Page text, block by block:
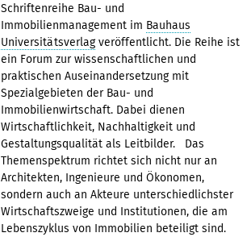
Schriftenreihe Bau- und
Immobilienmanagement im Bauhaus
Universitätsverlag veröffentlicht. Die Reihe ist
ein Forum zur wissenschaftlichen und
praktischen Auseinandersetzung mit
Spezialgebieten der Bau- und
Immobilienwirtschaft. Dabei dienen
Wirtschaftlichkeit, Nachhaltigkeit und
Gestaltungsqualität als Leitbilder. Das
Themenspektrum richtet sich nicht nur an
Architekten, Ingenieure und Ökonomen,
sondern auch an Akteure unterschiedlichster
Wirtschaftszweige und Institutionen, die am
Lebenszyklus von Immobilien beteiligt sind.